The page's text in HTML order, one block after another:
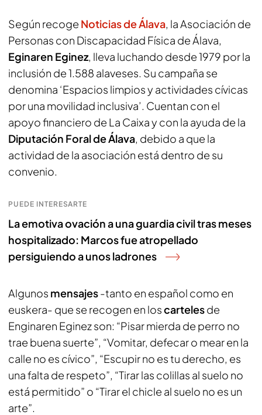
Según recoge Noticias de Álava, la Asociación de
Personas con Discapacidad Física de Álava,
Eginaren Eginez, lleva luchando desde 1979 por la
inclusión de 1.588 alaveses. Su campaña se
denomina ‘Espacios limpios y actividades cívicas
por una movilidad inclusiva’. Cuentan con el
apoyo financiero de La Caixa y con la ayuda de la
Diputación Foral de Álava, debido a que la
actividad de la asociación está dentro de su
convenio.
PUEDE INTERESARTE
La emotiva ovación a una guardia civil tras meses
hospitalizado: Marcos fue atropellado
persiguiendo a unos ladrones
Algunos mensajes-tanto en español como en
euskera- que se recogen en loscartelesde
Enginaren Eginez son: “Pisar mierda de perro no
trae buena suerte”, “Vomitar, defecar o mear en la
calle no es cívico”, “Escupir no es tu derecho, es
una falta de respeto”, “Tirar las colillas al suelo no
está permitido” o “Tirar el chicle al suelo no es un
arte”.